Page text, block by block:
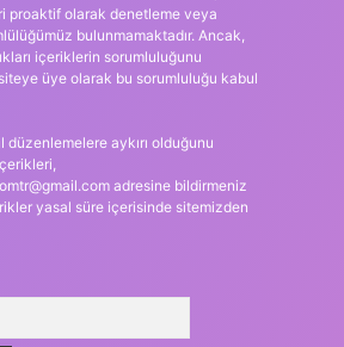
proaktif olarak denetleme veya
bulunmamaktadır. Ancak,
içeriklerin sorumluluğunu
üye olarak bu sorumluluğu kabul
aykırı olduğunu
adresine bildirmeniz
yasal süre içerisinde sitemizden